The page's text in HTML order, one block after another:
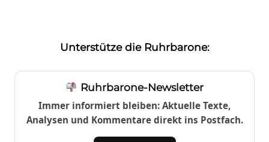
Unterstütze die Ruhrbarone:
Ruhrbarone-Newsletter
Immer informiert bleiben: Aktuelle Texte,
Analysen und Kommentare direkt ins Postfach.